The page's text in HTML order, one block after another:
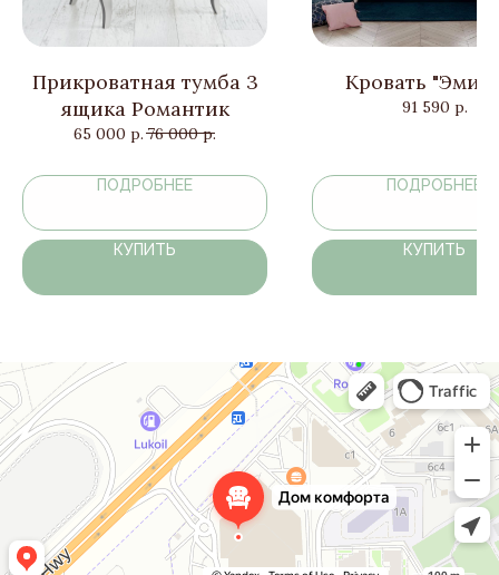
Прикроватная тумба 3
ящика Романтик
65 000 р. 76 000 р.
ПОДРОБНЕЕ
КУПИТЬ
Кровать
91 590 р.
ПОДРОБНЕЕ
КУПИТЬ
Дом комфорта
Магазин мебели в Москве и Московской области
Мягкая мебель в Москве и Московской области